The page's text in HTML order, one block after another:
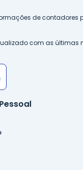
de contadores
com as últimas